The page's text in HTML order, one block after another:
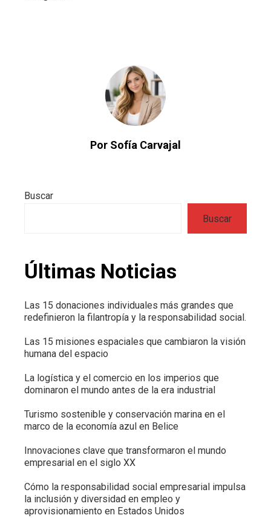
Por Sofía Carvajal
Buscar
Buscar
Últimas Noticias
Las 15 donaciones individuales más grandes que
redefinieron la filantropía y la responsabilidad social.
Las 15 misiones espaciales que cambiaron la visión
humana del espacio
La logística y el comercio en los imperios que
dominaron el mundo antes de la era industrial
Turismo sostenible y conservación marina en el
marco de la economía azul en Belice
Innovaciones clave que transformaron el mundo
empresarial en el siglo XX
Cómo la responsabilidad social empresarial impulsa
la inclusión y diversidad en empleo y
aprovisionamiento en Estados Unidos